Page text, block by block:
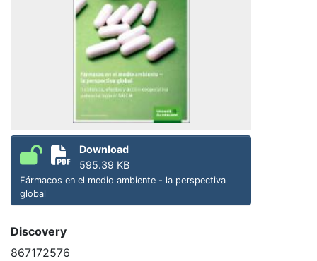
Download
595.39 KB
Fármacos en el medio ambiente - la perspectiva
global
Discovery
867172576